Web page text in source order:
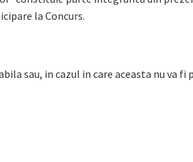
la Concurs.
sau, in cazul in care aceasta nu va